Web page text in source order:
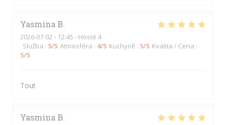
Yasmina B
2026-07-02 - 12:45 - Hosté 4
Služba : 5/5 Atmosféra : 4/5 Kuchyně : 5/5 Kvalita / Cena :
5/5
Tout
Yasmina B